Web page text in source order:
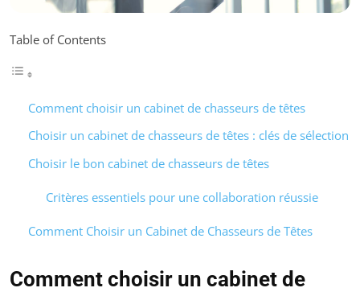
Table of Contents
Comment choisir un cabinet de chasseurs de têtes
Choisir un cabinet de chasseurs de têtes : clés de sélection
Choisir le bon cabinet de chasseurs de têtes
Critères essentiels pour une collaboration réussie
Comment Choisir un Cabinet de Chasseurs de Têtes
Comment choisir un cabinet de